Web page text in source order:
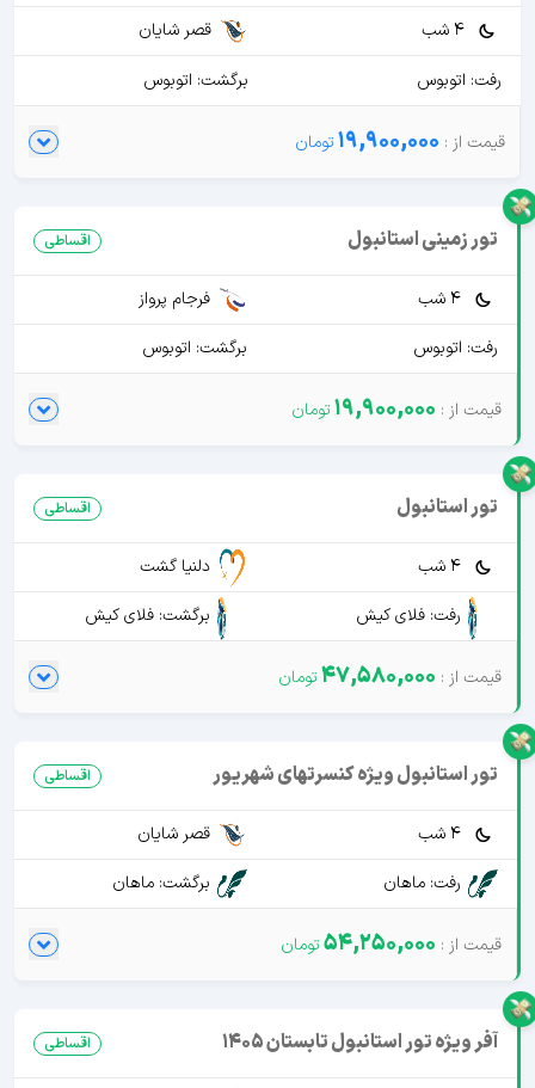
4 شب
قصر شایان
رفت: اتوبوس
برگشت: اتوبوس
19,900,000
تور زمینی استانبول اقساطی
4 شب
فرجام پرواز
رفت: اتوبوس
برگشت: اتوبوس
19,900,000
تور استانبول اقساطی
4 شب
دلنیا گشت
رفت: فلای کیش
برگشت: فلای کیش
47,580,000
تور استانبول ویژه کنسرتهای شهریور اقساطی
4 شب
قصر شایان
رفت: ماهان
برگشت: ماهان
54,250,000
آفر ویژه تور استانبول تابستان 1405 اقساطی